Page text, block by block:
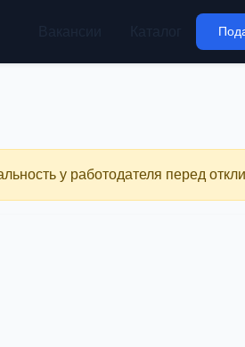
у работодателя перед